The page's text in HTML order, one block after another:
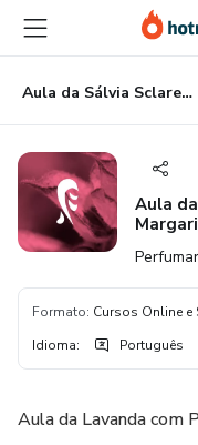
para
conteúdo
principal
para
pagamento
para
rodapé
Aula da Sálvia Sclarea com Palmira Margarida
Aula
Formato: Cursos Online e
Idioma: Português
Aula da Lavanda com